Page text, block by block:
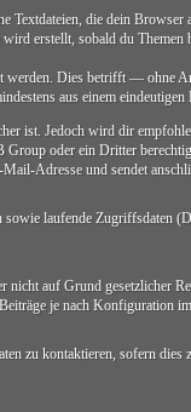
die dein
erstellt, sobald du
werden. Dies betrifft —
aus einem
ist. Jedoch wird dir
oder ein Dritter
Adresse und sendet
laufende
auf Grund gesetzlicher
je nach Konfiguration
zu kontaktieren, sofern